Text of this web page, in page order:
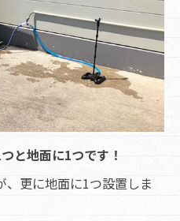
と地面に1つです！
、更に地面に1つ設置しま